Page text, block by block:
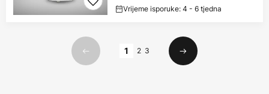
Vrijeme isporuke: 4 - 6 tjedna
Prethodno
1 2 3
Sljedeći